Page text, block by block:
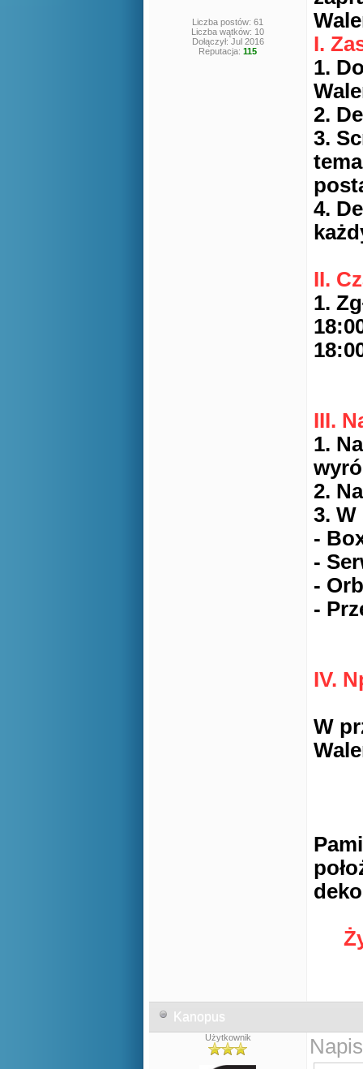
Liczba postów: 61
Liczba wątków: 10
Dołączył: Jul 2016
Reputacja: 115
I.
1.
2.
3.
4.
II.
1.
III.
1.
2.
3. W
-
-
-
-
IV.
W
Kanopus
Użytkownik